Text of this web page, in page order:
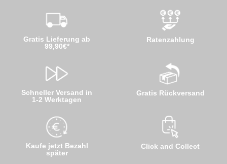
Gratis Lieferung ab
99,90€*
Schneller Versand in
1-2 Werktagen
Kaufe jetzt Bezahl
später
Ratenzahlung
Gratis Rückversand
Click and Collect